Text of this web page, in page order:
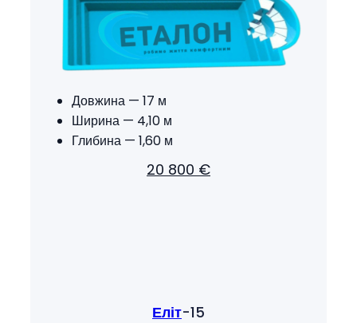
Довжина — 17 м
Ширина — 4,10 м
Глибина — 1,60 м
20 800 €
Еліт-15